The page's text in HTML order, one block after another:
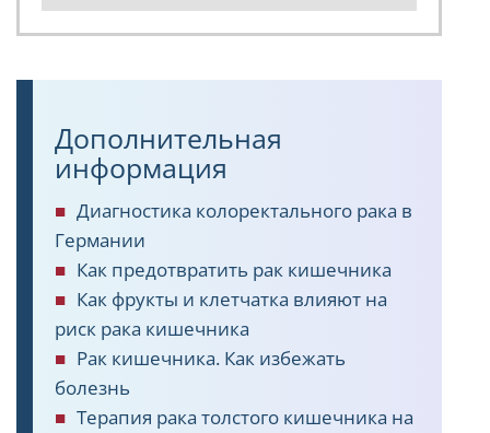
Дополнительная
информация
Диагностика колоректального рака в
Германии
Как предотвратить рак кишечника
Как фрукты и клетчатка влияют на
риск рака кишечника
Рак кишечника. Как избежать
болезнь
Терапия рака толстого кишечника на